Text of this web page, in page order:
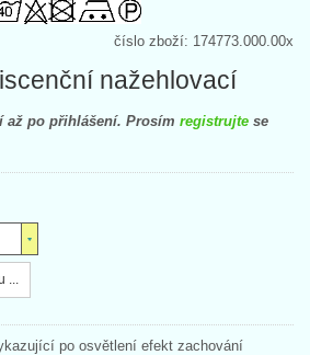
číslo zboží: 174773.000.00x
nažehlovací
až po přihlášení. Prosím registrujte se
po osvětlení efekt zachování